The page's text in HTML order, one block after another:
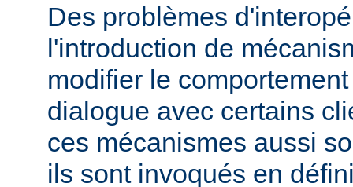
Des problèmes
l'introduction de
modifier le
dialogue avec certains
ces mécanismes aussi
ils sont invoqués en